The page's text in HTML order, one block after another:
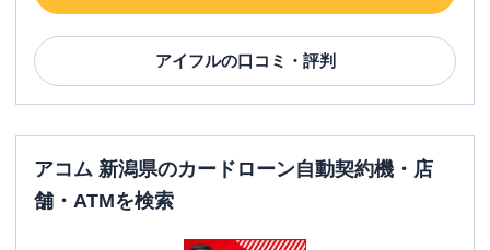
アイフルの口コミ・評判
アコム 新潟県のカードローン自動契約機・店
舗・ATMを検索